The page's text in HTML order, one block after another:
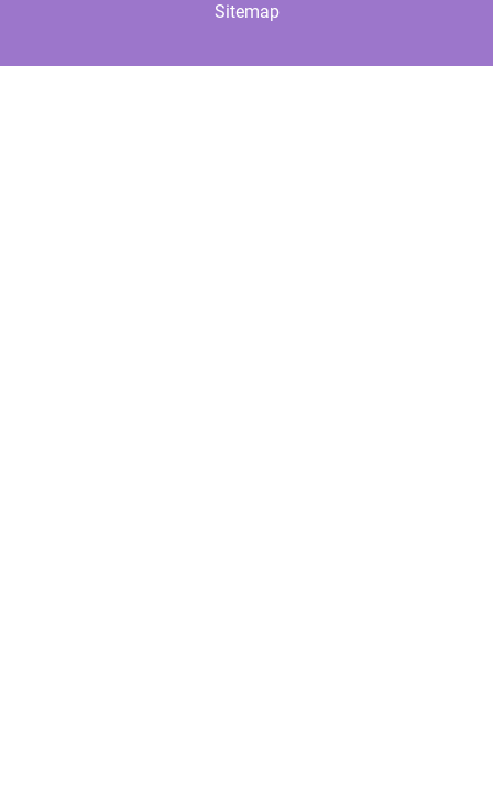
Sitemap